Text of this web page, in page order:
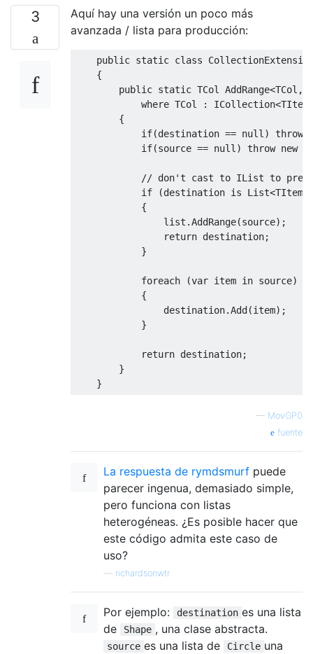
3
Aquí hay una versión un poco más
avanzada / lista para producción:
public static class
{
public static TCol AddRange<TCol ,
where TCol : ICollection<TItem
{
if(destination == null ) throw
if(source == null ) throw new
// don't cast to IList to
if
(destination is List<TItem
{
list .AddRange(source);
return destination;
}
foreach (var item in source)
{
                destination
.Add(item);
}
return destination;
}
}
— MovGP0
fuente
La respuesta de rymdsmurf puede
parecer ingenua, demasiado simple,
pero funciona con listas
heterogéneas. ¿Es posible hacer que
este código admita este caso de
uso?
richardsonwtr
Por ejemplo: destination es una lista
de
Shape , una clase abstracta.
source es una lista de Circle una